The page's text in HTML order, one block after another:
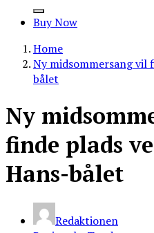
Buy Now
Home
Ny midsommersang vil
bålet
Ny
finde plads
Hans-bålet
Redaktionen